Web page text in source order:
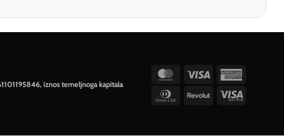
iznos temeljnoga kapitala
MasterCard
Visa
DinnersRevolutVisa